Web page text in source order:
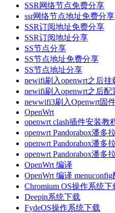
SSR网络节点免费分享
ssr网络节点地址免费分享
SSR订阅地址免费分享
SSR订阅地址分享
SS节点分享
SS节点地址免费分享
SS节点地址分享
newifi刷入openwrt之后挂
newifi刷入openwrt之后配
newwifi3刷入Openwrt固
OpenWrt
openwrt clash插件安装教
openwrt Pandorabox潘多
openwrt Pandorabox潘多
openwrt Pandorabox潘多
OpenWrt 编译
OpenWrt 编译
Chromium OS操作系统下
Deepin系统下载
FydeOS操作系统下载